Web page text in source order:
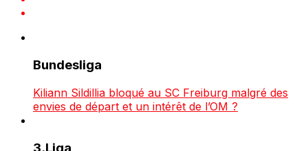
Bundesliga
Kiliann Sildillia bloqué au SC Freiburg malgré des
envies de départ et un intérêt de l’OM ?
3.Liga